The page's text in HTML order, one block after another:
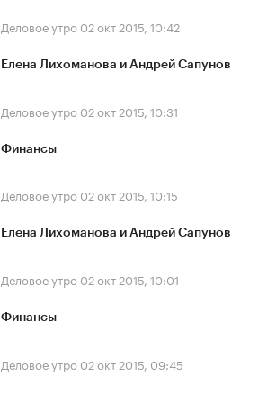
Деловое утро 02 окт 2015, 10:42
Елена Лихоманова и Андрей Сапунов
Деловое утро 02 окт 2015, 10:31
Финансы
Деловое утро 02 окт 2015, 10:15
Елена Лихоманова и Андрей Сапунов
Деловое утро 02 окт 2015, 10:01
Финансы
Деловое утро 02 окт 2015, 09:45